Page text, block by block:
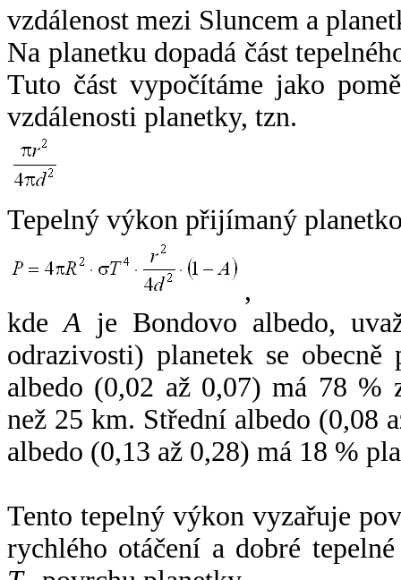
vzdálenost mezi Sluncem a
Na planetku dopadá část
Tuto část vypočítáme jako
vzdálenosti planetky, tzn.
Tepelný výkon přijímaný
,
kdeA je Bondovo albedo,
odrazivosti) planetek se
albedo (0,02 až 0,07) má 78 %
než 25 km. Střední albedo (0,08
albedo (0,13 až 0,28) má 18 %
Tento tepelný výkon vyzařuje
rychlého otáčení a dobré